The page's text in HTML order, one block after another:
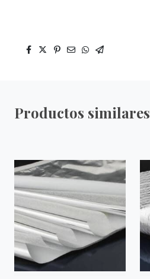
Productos similares